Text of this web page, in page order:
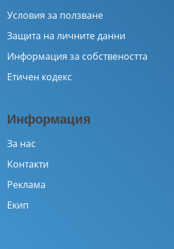
Условия за ползване
Защита на личните данни
Информация за собствеността
Етичен кодекс
Информация
За нас
Контакти
Реклама
Екип